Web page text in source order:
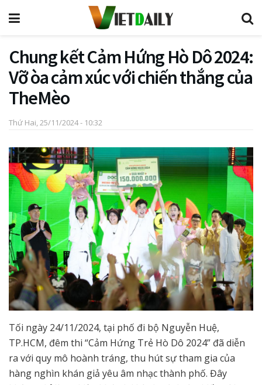
Chung kết Cảm Hứng Hò Dô 2024:
Vỡ òa cảm xúc với chiến thắng của
TheMèo
Thứ Hai, 25/11/2024 - 10:32
Tối ngày 24/11/2024, tại phố đi bộ Nguyễn Huệ,
TP.HCM, đêm thi “Cảm Hứng Trẻ Hò Dô 2024” đã diễn
ra với quy mô hoành tráng, thu hút sự tham gia của
hàng nghìn khán giả yêu âm nhạc thành phố. Đây